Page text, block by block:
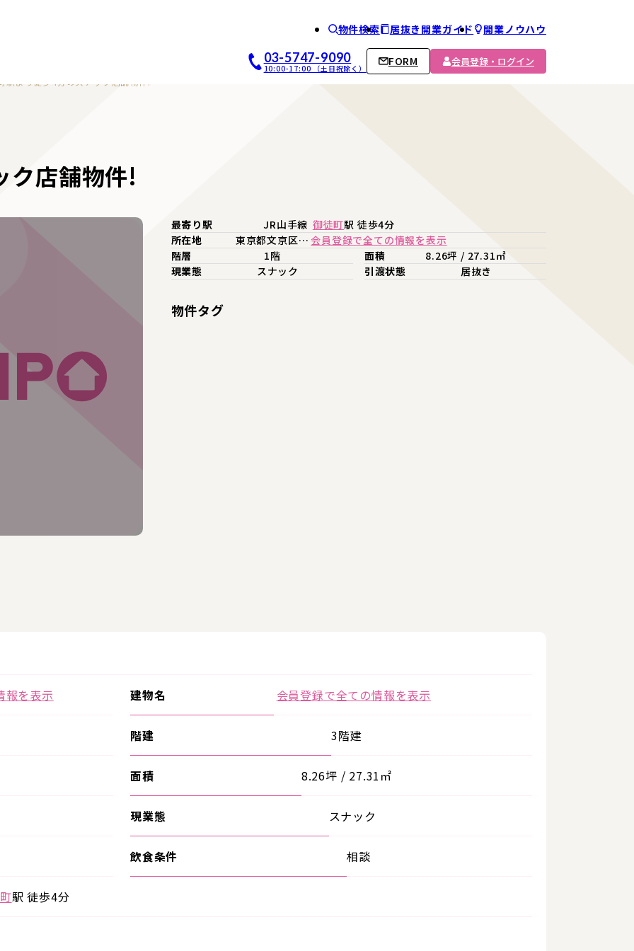
開業｜居抜き店舗ABCホーム
物件検索 居抜き開業ガイド 開業ノウハウ
03-5747-9090
10:00-17:00 （土日祝除く）
FORM 会員登録・ログイン
駅より徒歩4分のスナック店舗物件!
ク店舗物件!
最寄り駅 JR山手線 御徒町駅 徒歩4分
所在地
東京都文京区… 会員登録で全ての情報を表示
階層
1階 面積
8.26坪 / 27.31㎡
現業態
スナック 引渡状態 居抜き
物件タグ
報を表示 建物名 会員登録で全ての情報を表示
階建 3階建
面積 8.26坪 / 27.31㎡
現業態 スナック
飲食条件 相談
駅 徒歩4分